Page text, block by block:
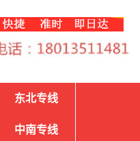
东北专线
中南专线